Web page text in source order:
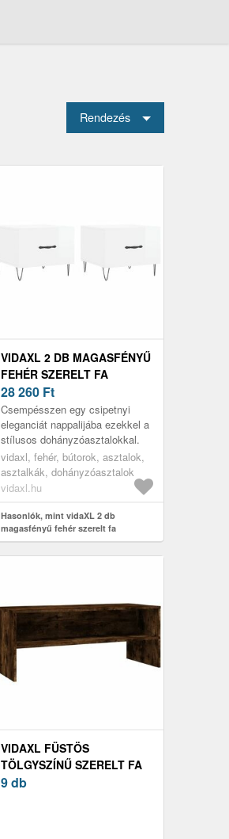
Rendezés
VIDAXL 2 DB MAGASFÉNYŰ
FEHÉR SZERELT FA
DOHÁNYZÓASZTAL 50 X 50
X 40 CM
28 260 Ft
Csempésszen egy csipetnyi
eleganciát nappalijába ezekkel a
stílusos dohányzóasztalokkal.
vidaxl, fehér, bútorok, asztalok,
asztalkák, dohányzóasztalok
vidaxl.hu
Hasonlók, mint vidaXL 2 db
magasfényű fehér szerelt fa
dohányzóasztal 50 x 50 x 40 cm
VIDAXL FÜSTÖS
TÖLGYSZÍNŰ SZERELT FA
TV-SZEKRÉNY 100 X 40 X 40
9 db